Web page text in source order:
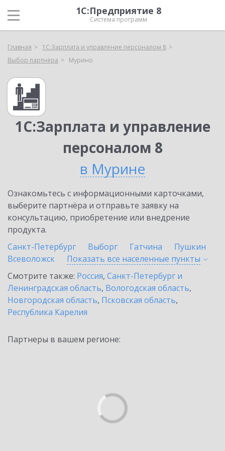
1С:Предприятие 8
Система программ
Главная
1С:Зарплата и управление персоналом 8
Выбор партнёра
Мурино
1С:Зарплата и управление
персоналом 8
в Мурине
Ознакомьтесь с информационными карточками,
выберите партнёра и отправьте заявку на
консультацию, приобретение или внедрение
продукта.
Санкт-Петербург
Выборг Гатчина
Пушкин
Всеволожск
Показать все населенные пункты
Смотрите также: Россия, Санкт-Петербург и
Ленинградская область, Вологодская область,
Новгородская область, Псковская область,
Республика Карелия
Партнеры в вашем регионе: